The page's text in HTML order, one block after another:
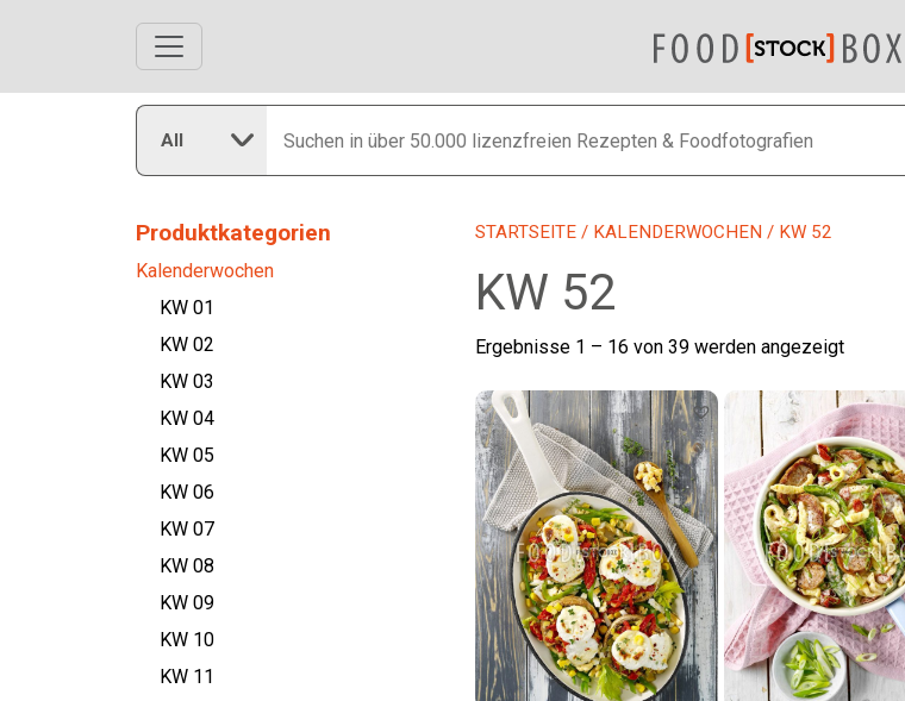
All
Produktkategorien
Kalenderwochen
KW 01
KW 02
KW 03
KW 04
KW 05
KW 06
KW 07
KW 08
KW 09
KW 10
KW 11
STARTSEITE / KALENDERWOCHEN / KW 52
KW 52
Ergebnisse 1 – 16 von 39 werden angezeigtNach
sortiert